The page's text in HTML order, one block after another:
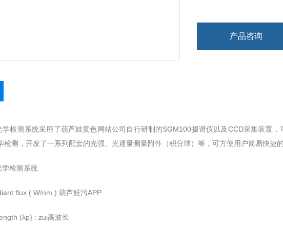
产品咨询
学检测系统采用了葫芦娃黄色网站公司自行研制的SGM100摄谱仪以及CCD采集装置，
测，开发了一系列配套的光强、光通量测量附件（积分球）等，可方便用户简易快捷的
学检测系统
flux ( W/nm ):葫芦娃污APP
(λp) : zui高波长